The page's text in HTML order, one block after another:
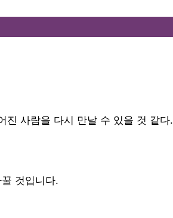
진 사람을 다시 만날 수 있을 것 같다.
것입니다.